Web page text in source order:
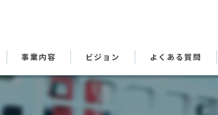
事業内容 ビジョン よくある質問